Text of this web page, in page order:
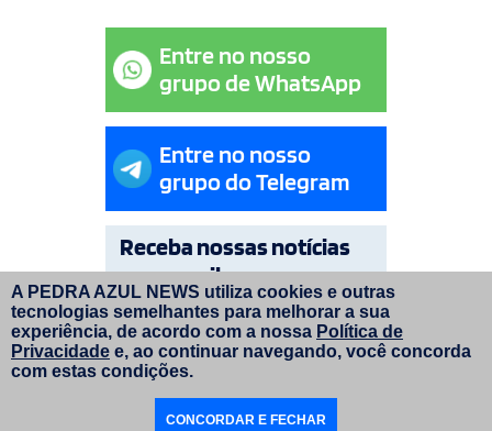
Entre no nosso
grupo de WhatsApp
Entre no nosso
grupo do Telegram
Receba nossas notícias
por e-mail
OK
© Copyright Pedra Azul News 2026. Todos os direitos
reservados. | Layout do site:faroldesign.com.br
A PEDRA AZUL NEWS utiliza cookies e outras
tecnologias semelhantes para melhorar a sua
experiência, de acordo com a nossa Política de
Privacidade e, ao continuar navegando, você concorda
com estas condições.
CONCORDAR E FECHAR